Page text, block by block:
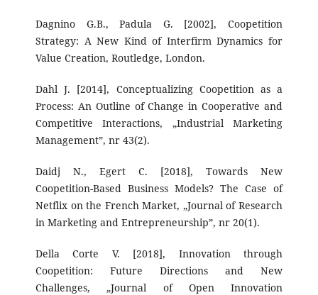
Dagnino G.B., Padula G. [2002], Coopetition
Strategy: A New Kind of Interfirm Dynamics for
Value Creation, Routledge, London.
Dahl J. [2014], Conceptualizing Coopetition as a
Process: An Outline of Change in Cooperative and
Competitive Interactions, „Industrial Marketing
Management”, nr 43(2).
Daidj N., Egert C. [2018], Towards New
Coopetition-Based Business Models? The Case of
Netflix on the French Market, „Journal of Research
in Marketing and Entrepreneurship”, nr 20(1).
Della Corte V. [2018], Innovation through
Coopetition: Future Directions and New
Challenges, „Journal of Open Innovation